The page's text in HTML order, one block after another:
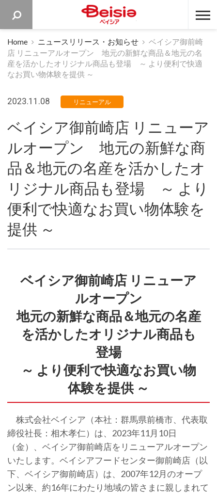
ベイシア
Home ニュースリリース・お知らせ
ベイシア御前崎
店 リニューアルオープン 地元の新鮮な商品＆地元の名
産を活かしたオリジナル商品も登場 ～ より便利で快適
なお買い物体験を提供 ～
2023.11.08 リニューアル
ベイシア御前崎店 リニューア
ルオープン 地元の新鮮な商
品＆地元の名産を活かしたオ
リジナル商品も登場 ～ より
便利で快適なお買い物体験を
提供 ～
ベイシア御前崎店 リニューア
ルオープン
地元の新鮮な商品＆地元の名産
を活かしたオリジナル商品も
登場
～ より便利で快適なお買い物
体験を提供 ～
株式会社ベイシア（本社：群馬県前橋市、代表取
締役社長：相木孝仁）は、2023年11月10日
（金）、ベイシア御前崎店をリニューアルオープン
いたします。ベイシアフードセンター御前崎店（以
下、ベイシア御前崎店）は、2007年12月のオープ
ン以来、約16年にわたり地域の皆さまに親しまれて